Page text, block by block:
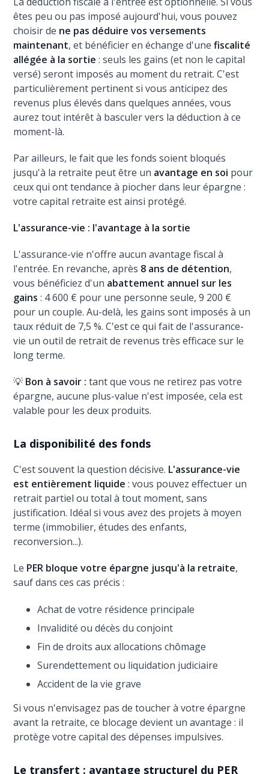
êtes peu ou pas imposé aujourd'hui, vous pouvez
choisir de ne pas déduire vos versements
maintenant, et bénéficier en échange d'unefiscalité
allégée à la sortie : seuls les gains (et non le capital
versé) seront imposés au moment du retrait. C'est
particulièrement pertinent si vous anticipez des
revenus plus élevés dans quelques années, vous
aurez tout intérêt à basculer vers la déduction à ce
moment-là.
Par ailleurs, le fait que les fonds soient bloqués
jusqu'à la retraite peut être un avantage en soi pour
ceux qui ont tendance à piocher dans leur épargne :
votre capital retraite est ainsi protégé.
L'assurance-vie : l'avantage à la sortie
L'assurance-vie n'offre aucun avantage fiscal à
l'entrée. En revanche, après 8 ans de détention,
vous bénéficiez d'un abattement annuel sur les
gains : 4 600 € pour une personne seule, 9 200 €
pour un couple. Au-delà, les gains sont imposés à un
taux réduit de 7,5 %. C'est ce qui fait de l'assurance-
vie un outil de retrait de revenus très efficace sur le
long terme.
💡 Bon à savoir : tant que vous ne retirez pas votre
épargne, aucune plus-value n'est imposée, cela est
valable pour les deux produits.
La disponibilité des fonds
C'est souvent la question décisive. L'assurance-vie
est entièrement liquide : vous pouvez effectuer un
retrait partiel ou total à tout moment, sans
justification. Idéal si vous avez des projets à moyen
terme (immobilier, études des enfants,
reconversion...).
Le PER bloque votre épargne jusqu'à la retraite,
sauf dans ces cas précis :
Achat de votre résidence principale
Invalidité ou décès du conjoint
Fin de droits aux allocations chômage
Surendettement ou liquidation judiciaire
Accident de la vie grave
Si vous n'envisagez pas de toucher à votre épargne
avant la retraite, ce blocage devient un avantage : il
protège votre capital des dépenses impulsives.
Le transfert : avantage structurel du PER